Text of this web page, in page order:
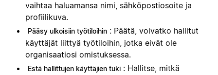
vaihtaa haluamansa nimi, sähköpostiosoite ja
profiilikuva.
Pääsy ulkoisiin työtiloihin : Päätä, voivatko hallitut
käyttäjät liittyä työtiloihin, jotka eivät ole
organisaatiosi omistuksessa.
Estä hallittujen käyttäjien tuki : Hallitse, mitkä